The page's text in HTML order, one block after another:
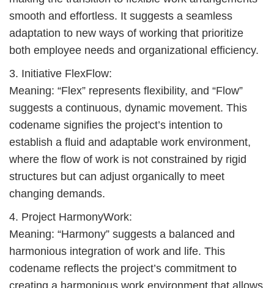
where the flow of work is not constrained by rigid
structures but can adjust organically to meet
changing demands.
4. Project HarmonyWork:
Meaning: “Harmony” suggests a balanced and
harmonious integration of work and life. This
codename reflects the project’s commitment to
creating a harmonious work environment that allows
employees to achieve a better work-life balance
through flexible arrangements that cater to their
individual needs.
5. Operation AgileShift:
Meaning: “Agile” implies adaptability and
responsiveness, while “Shift” indicates a change in
traditional work paradigms. This codename
underscores the project’s agile approach to